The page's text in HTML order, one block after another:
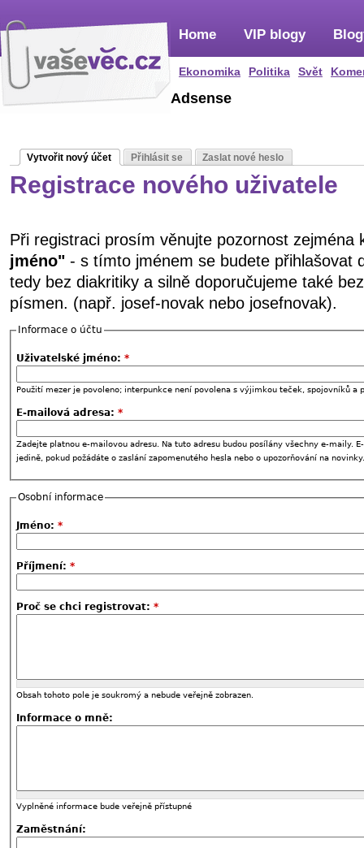
Home
Ekonomika Politika Svět
VIP blogy
Adsense
Vytvořit nový účet Přihlásit se Zaslat nové heslo
Registrace nového uživatele
Při registraci prosím věnujte pozornost zejména
jméno" - s tímto jménem se budete přihlašovat
tedy bez diakritiky a silně doporučujeme také
písmen. (např. josef-novak nebo josefnovak).
Informace o účtu
Uživatelské jméno: *
Použití mezer je povoleno; interpunkce není povolena s výjimkou teček, spojovníků a
E-mailová adresa: *
Zadejte platnou e-mailovou adresu. Na tuto adresu budou posílány všechny e-maily.
jedině, pokud požádáte o zaslání zapomenutého hesla nebo o upozorňování na novinky.
Osobní informace
Jméno: *
Příjmení: *
Proč se chci registrovat: *
Obsah tohoto pole je soukromý a nebude veřejně zobrazen.
Informace o mně:
Vyplněné informace bude veřejně přístupné
Zaměstnání: